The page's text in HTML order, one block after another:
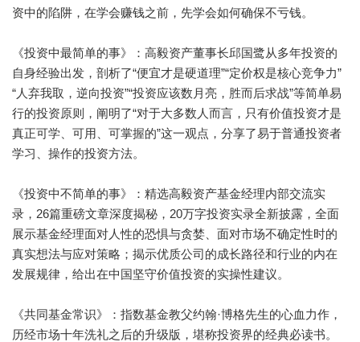
资中的陷阱，在学会赚钱之前，先学会如何确保不亏钱。
《投资中最简单的事》：高毅资产董事长邱国鹭从多年投资的
自身经验出发，剖析了“便宜才是硬道理”“定价权是核心竞争力”
“人弃我取，逆向投资”“投资应该数月亮，胜而后求战”等简单易
行的投资原则，阐明了“对于大多数人而言，只有价值投资才是
真正可学、可用、可掌握的”这一观点，分享了易于普通投资者
学习、操作的投资方法。
《投资中不简单的事》：精选高毅资产基金经理内部交流实
录，26篇重磅文章深度揭秘，20万字投资实录全新披露，全面
展示基金经理面对人性的恐惧与贪婪、面对市场不确定性时的
真实想法与应对策略；揭示优质公司的成长路径和行业的内在
发展规律，给出在中国坚守价值投资的实操性建议。
《共同基金常识》：指数基金教父约翰·博格先生的心血力作，
历经市场十年洗礼之后的升级版，堪称投资界的经典必读书。